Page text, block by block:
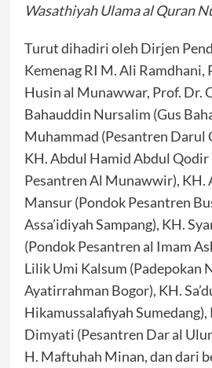
Wasathiyah Ulama al Quran
Turut dihadiri oleh Dirjen
Kemenag RI M. Ali Ramdhani,
Husin al Munawwar, Prof. Dr.
Bahauddin Nursalim (Gus
Muhammad (Pesantren Darul
KH. Abdul Hamid Abdul Qodir
Pesantren Al Munawwir), KH.
Mansur (Pondok Pesantren
Assa’idiyah Sampang), KH.
(Pondok Pesantren al Imam
Lilik Umi Kalsum (Padepokan
Ayatirrahman Bogor), KH.
Hikamussalafiyah
Dimyati (Pesantren Dar al
H. Maftuhah Minan, dan dari